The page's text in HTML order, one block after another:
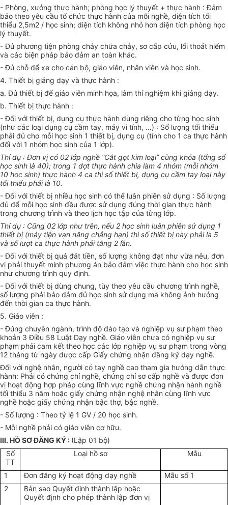
- Phòng, xưởng thực hành; phòng học lý thuyết + thực hành : Đảm
bảo theo yêu cầu tổ chức thực hành của mỗi nghề, diện tích tối
thiểu 2,5m2 / học sinh; diện tích không nhỏ hơn diện tích phòng học
lý thuyết.
- Đủ phương tiện phòng cháy chữa cháy, sơ cấp cứu, lối thoát hiểm
và các biện pháp bảo đảm an toàn khác.
- Đủ chỗ để xe cho cán bộ, giáo viên, nhân viên và học sinh.
4. Thiết bị giảng dạy và thực hành :
a. Đủ thiết bị để giáo viên minh họa, làm thí nghiệm khi giảng dạy.
b. Thiết bị thực hành :
- Đối với thiết bị, dụng cụ thực hành dùng riêng cho từng học sinh
(như các loại dụng cụ cầm tay, máy vi tính, …) : Số lượng tối thiểu
phải đủ cho mỗi học sinh 1 thiết bị, dụng cụ (tính cho 1 ca thực hành
đối với 1 nhóm học sinh của 1 lớp).
Thí dụ : Đơn vị có 02 lớp nghề “Cắt gọt kim loại” cùng khóa (tổng số
học sinh là 40); trong 1 đợt thực hành chia làm 4 nhóm (mỗi nhóm
10 học sinh) thực hành 4 ca thì số thiết bị, dụng cụ cầm tay loại này
tối thiểu phải là 10.
- Đối với thiết bị nhiều học sinh có thể luân phiên sử dụng : Số lượng
đủ để mỗi học sinh đều được sử dụng đúng thời gian thực hành
trong chương trình và theo lịch học tập của từng lớp.
Thí dụ : Cũng 02 lớp như trên, nếu 2 học sinh luân phiên sử dụng 1
thiết bị (máy tiện vạn năng chẳng hạn) thì số thiết bị này phải là 5
và số lượt ca thực hành phải tăng 2 lần.
- Đối với thiết bị quá đắt tiền, số lượng không đạt như vừa nêu, đơn
vị phải thuyết minh phương án bảo đảm việc thực hành cho học sinh
như chương trình quy định.
- Đối với thiết bị dùng chung, tùy theo yêu cầu chương trình nghề,
số lượng phải bảo đảm đủ học sinh sử dụng mà không ảnh hưởng
đến thời gian ca thực hành.
5. Giáo viên :
- Đúng chuyên ngành, trình độ đào tạo và nghiệp vụ sư phạm theo
khoản 3 Điều 58 Luật Dạy nghề. Giáo viên chưa có nghiệp vụ sư
phạm phải cam kết theo học các lớp nghiệp vụ sư phạm trong vòng
12 tháng từ ngày được cấp Giấy chứng nhận đăng ký dạy nghề.
Đối với nghệ nhân, người có tay nghề cao tham gia hướng dẫn thực
hành: Phải có chứng chỉ nghề, chứng chỉ sơ cấp nghề và được đơn
vị hoạt động hợp pháp cùng lĩnh vực nghề chứng nhận hành nghề
tối thiểu 3 năm hoặc giấy chứng nhận nghệ nhân cùng lĩnh vực
nghề hoặc giấy chứng nhận bậc thợ, bậc nghề.
- Số lượng : Theo tỷ lệ 1 GV / 20 học sinh.
- Mỗi nghề phải có giáo viên cơ hữu.
III. HỒ SƠ ĐĂNG KÝ : (Lập 01 bộ)
Số
TT
Loại hồ sơ Mẫu
1 Đơn đăng ký hoạt động dạy nghề
Mẫu số 1
2
Bản sao Quyết định thành lập hoặc
Quyết định cho phép thành lập đơn vị